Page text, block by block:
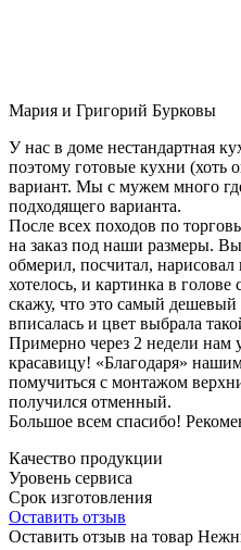
Мария и Григорий Бурковы
У нас в доме нестандартная
поэтому готовые кухни
вариант. Мы с мужем много
подходящего варианта.
После всех походов по
на заказ под наши размеры.
обмерил, посчитал,
хотелось, и картинка в
скажу, что это самый дешевый
вписалась и цвет выбрала
Примерно через 2 недели
красавицу! «Благодаря»
помучиться с монтажом
получился отменный.
Большое всем спасибо!
Качество продукции
Уровень сервиса
Срок изготовления
Оставить отзыв
Оставить отзыв на товар